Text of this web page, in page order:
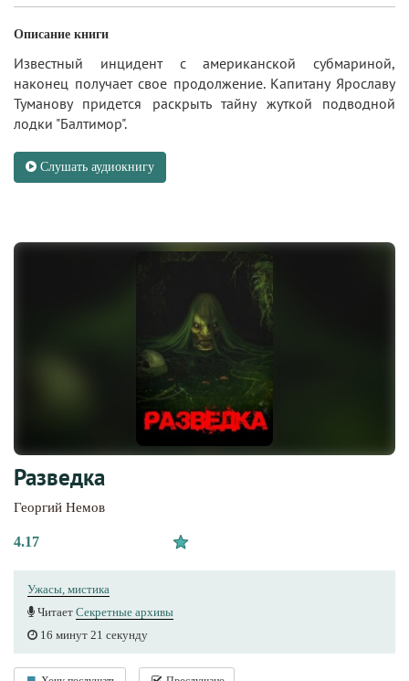
Описание книги
Известный инцидент с американской субмариной,
наконец получает свое продолжение. Капитану Ярославу
Туманову придется раскрыть тайну жуткой подводной
лодки "Балтимор".
Слушать аудиокнигу
Разведка
Георгий Немов
4.17
Ужасы, мистика
Читает Секретные архивы
16 минут 21 секунду